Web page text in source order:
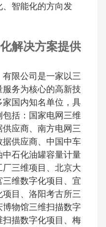
智能化的方向发
解决方案提供
限公司是一家以三
务为核心的高新技
国内知名单位，具
括：国家电网三维
应商、南方电网三
供应商、中国中车
石化油罐容量计量
三维项目、北京大
维数字化项目、宜
目、洛阳考古所三
物馆三维扫描数字
描数字化项目、梅